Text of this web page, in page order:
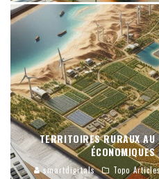
TERRITOIRES RURAUX
smartdigitals Topo